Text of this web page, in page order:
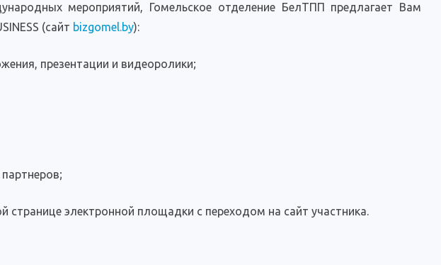
мероприятий, Гомельское отделение БелТПП предлагает Вам
(сайт bizgomel.by):
презентации и видеоролики;
странице электронной площадки с переходом на сайт участника.